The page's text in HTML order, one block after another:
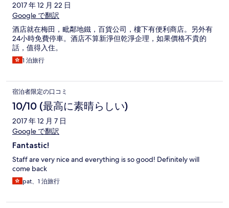
2017 年 12 月 22 日
Google で翻訳
酒店就在梅田，毗鄰地鐵，百貨公司，樓下有便利商店。另外有
24小時免費停車。酒店不算新淨但乾淨企理，如果價格不貴的
話，值得入住。
1 泊旅行
宿泊者限定の口コミ
10/10 (最高に素晴らしい)
2017 年 12 月 7 日
Google で翻訳
Fantastic!
Staff are very nice and everything is so good! Definitely will
come back
pat、1 泊旅行